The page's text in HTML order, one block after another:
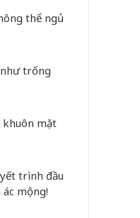
thể ngủ
trống
khuôn mặt
trình đầu
mộng!